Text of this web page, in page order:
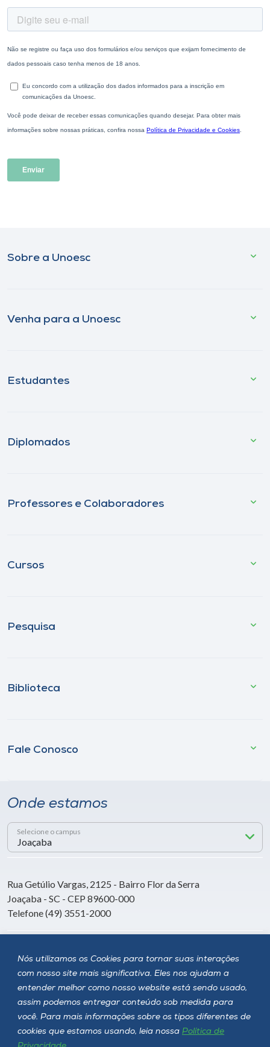
Nós utilizamos os Cookies para tornar suas interações
com nosso site mais significativa. Eles nos ajudam a
entender melhor como nosso website está sendo usado,
assim podemos entregar conteúdo sob medida para
você. Para mais informações sobre os tipos diferentes de
cookies que estamos usando, leia nossa Política de
Sobre a Unoesc
Venha para a Unoesc
Estudantes
Diplomados
Professores e Colaboradores
Cursos
Pesquisa
Biblioteca
Fale Conosco
Onde estamos
Selecione o campus
Rua Getúlio Vargas, 2125 - Bairro Flor da Serra
Joaçaba - SC - CEP 89600-000
Telefone (49) 3551-2000
Siga a Unoesc